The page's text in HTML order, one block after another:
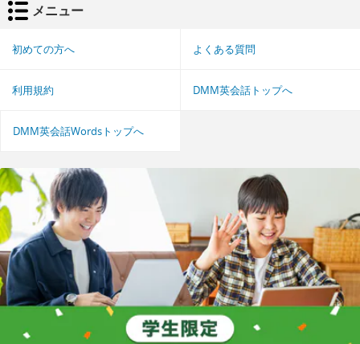
メニュー
初めての方へ よくある質問
利用規約 DMM英会話トップへ
DMM英会話Wordsトップへ